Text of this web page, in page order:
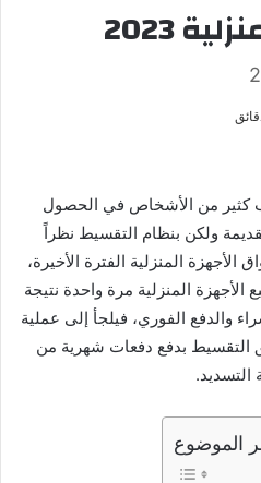
2023
كثير من الأشخاص في الحصول
ولكن بنظام التقسيط نظراً
الأجهزة المنزلية الفترة الأخيرة،
المنزلية مرة واحدة نتيجة
والدفع الفوري، فيلجأ إلى عملية
التقسيط بدفع دفعات شهرية من
التسديد.
الموضوع